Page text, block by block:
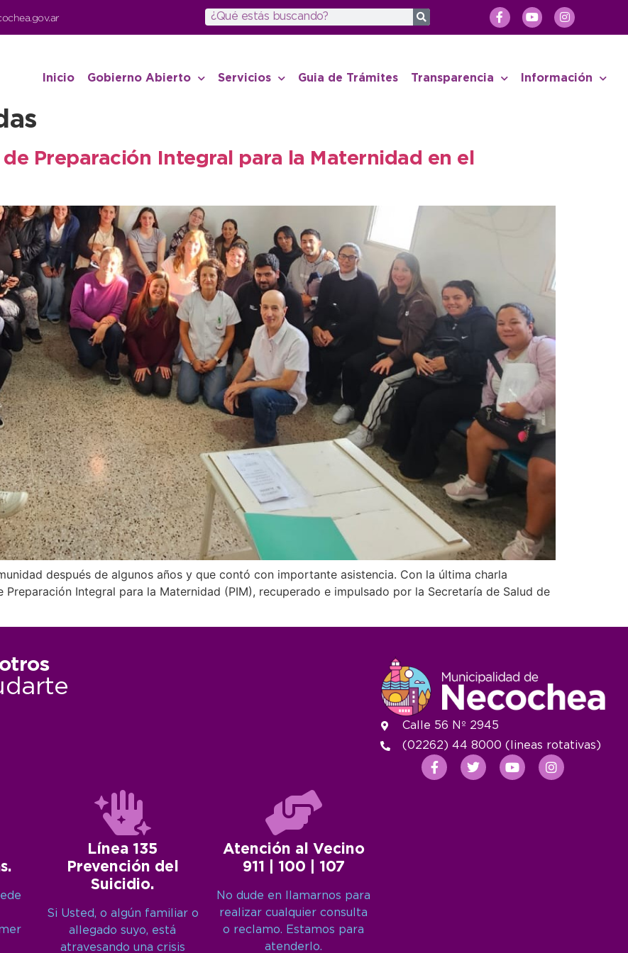
Inicio Gobierno Abierto Servicios Guia de Trámites Transparencia Información
Preparación Integral para la Maternidad en el
después de algunos años y que contó con importante asistencia. Con la última charla
Integral para la Maternidad (PIM), recuperado e impulsado por la Secretaría de Salud de
Línea 135
Prevención del
Suicidio.
Si Usted, o algún familiar o
allegado suyo, está
atravesando una crisis
Atención al Vecino
911 | 100 | 107
No dude en llamarnos para
realizar cualquier consulta
o reclamo. Estamos para
atenderlo.
Calle 56 Nº 2945
(02262) 44 8000 (lineas rotativas)